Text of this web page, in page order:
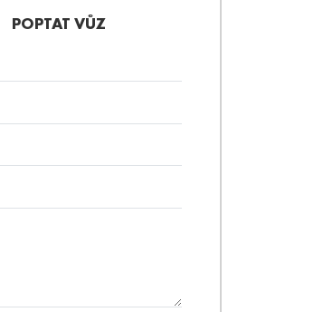
POPTAT VŮZ